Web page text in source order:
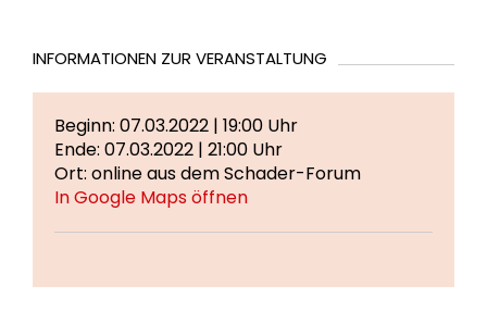
INFORMATIONEN ZUR VERANSTALTUNG
Beginn: 07.03.2022 | 19:00 Uhr
Ende: 07.03.2022 | 21:00 Uhr
Ort: online aus dem Schader-Forum
In Google Maps öffnen